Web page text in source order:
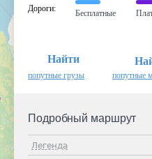
Дороги:
Бесплатные
Найти
попутные грузы попутные
Подробный маршрут
Легенда